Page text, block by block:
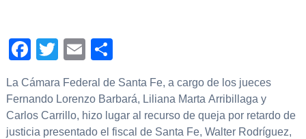
Facebook
TwitterEmail
La Cámara Federal de Santa Fe, a cargo de los jueces
Fernando Lorenzo Barbará, Liliana Marta Arribillaga y
Carlos Carrillo, hizo lugar al recurso de queja por retardo de
justicia presentado el fiscal de Santa Fe, Walter Rodríguez,